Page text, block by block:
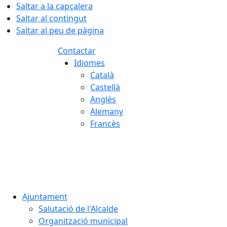
Saltar a la capçalera
Saltar al contingut
Saltar al peu de pàgina
Contactar
Idiomes
Català
Castellà
Anglès
Alemany
Francès
Ajuntament
Salutació de l'Alcalde
Organització municipal